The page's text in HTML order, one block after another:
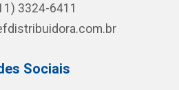
3324-6411
Sociais